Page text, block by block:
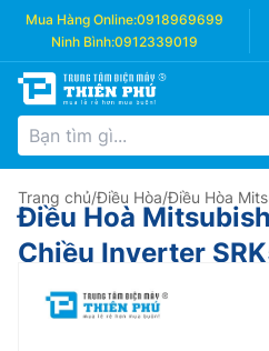
Mua Hàng Online:0918969699
Ninh Bình:0912339019
Trang chủ/Điều Hòa/Điều Hòa
Điều Hoà
Chiều Inverter